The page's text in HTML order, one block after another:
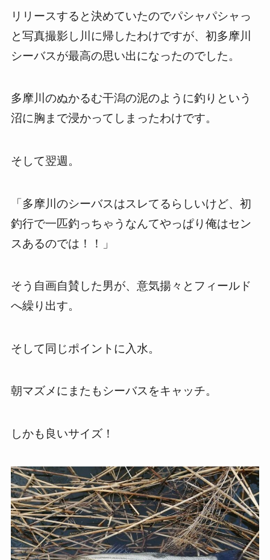
リリースすると決めていたのでパシャパシャっ
と写真撮影し川に帰したわけですが、初多摩川
シーバスが最高の思い出になったのでした。
多摩川のぬかるむ干潟の泥のように釣りという
沼に胸まで浸かってしまったわけです。
そして翌週。
「多摩川のシーバスはスレてるらしいけど、初
釣行で一匹釣っちゃうなんてやっぱり俺はセン
スあるのでは！！」
そう自画自賛した男が、意気揚々とフィールド
へ繰り出す。
そして同じポイントに入水。
朝マズメにまたもシーバスをキャッチ。
しかも良いサイズ！